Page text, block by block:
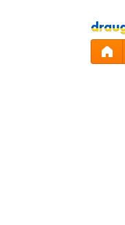
Pāriet
uz
saturu